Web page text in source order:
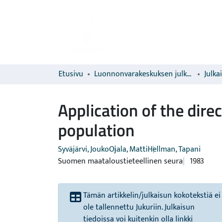
Etusivu Luonnonvarakeskuksen julkaisut
Application of the
population
Syväjärvi, JoukoOjala, MattiHellman, Tapani
Suomen maataloustieteellinen seura 1983
Tämän artikkelin/julkaisun kokotekstiä ei
ole tallennettu Jukuriin. Julkaisun
tiedoissa voi kuitenkin olla linkki